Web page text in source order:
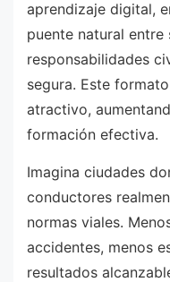
aprendizaje digital,
puente natural
responsabilidades
segura. Este
atractivo,
formación efectiva.
Imagina ciudades
conductores
normas viales.
accidentes, menos
resultados